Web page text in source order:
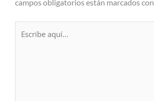
campos obligatorios están marcados con